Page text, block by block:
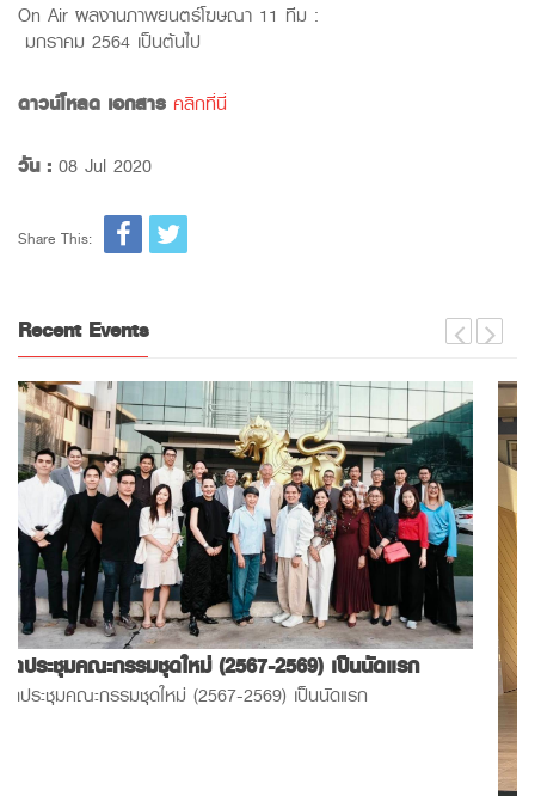
On Air ผลงานภาพยนตร์โฆษณา 11 ทีม :
มกราคม 2564 เป็นต้นไป
ดาวน์โหลด เอกสาร คลิกที่นี่
วัน : 08 Jul 2020
Share This:
Recent Events